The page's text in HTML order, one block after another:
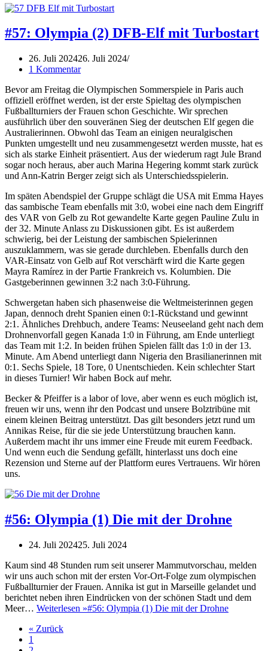
#57: Olympia (2) DFB-Elf mit Turbostart
26. Juli 202426. Juli 2024
1 Kommentar
Bevor am Freitag die Olympischen Sommerspiele in Paris auch
offiziell eröffnet werden, ist der erste Spieltag des olympischen
Fußballturniers der Frauen schon Geschichte. Wir sprechen
ausführlich über den souveränen Sieg der deutschen Elf gegen die
Australierinnen. Obwohl das Team an einigen neuralgischen
Punkten umgestellt und neu zusammengesetzt werden musste, hat es
sich als starke Einheit präsentiert. Aus der wiederum ragt Jule Brand
sogar noch heraus, aber auch Marina Hegering kommt stark zurück
und Ann-Katrin Berger zeigt sich als Unterschiedsspielerin.
Im späten Abendspiel der Gruppe schlägt die USA mit Emma Hayes
das sambische Team ebenfalls mit 3:0, wobei eine nach dem Eingriff
des VAR von Gelb zu Rot gewandelte Karte gegen Pauline Zulu in
der 32. Minute Anlass zu Diskussionen gibt. Es ist außerdem
schwierig, bei der Leistung der sambischen Spielerinnen
auszuklammern, was sie gerade durchleben. Ebenfalls durch den
VAR-Einsatz von Gelb auf Rot verschärft wird die Karte gegen
Mayra Ramírez in der Partie Frankreich vs. Kolumbien. Die
Gastgeberinnen gewinnen 3:2 nach 3:0-Führung.
Schwergetan haben sich phasenweise die Weltmeisterinnen gegen
Japan, dennoch dreht Spanien einen 0:1-Rückstand und gewinnt
2:1. Ähnliches Drehbuch, andere Teams: Neuseeland geht nach dem
Drohnenvorfall gegen Kanada 1:0 in Führung, am Ende unterliegt
das Team mit 1:2. In beiden frühen Spielen fällt das 1:0 in der 13.
Minute. Am Abend unterliegt dann Nigeria den Brasilianerinnen mit
0:1. Sechs Spiele, 18 Tore, 0 Unentschieden. Kein schlechter Start
in dieses Turnier! Wir haben Bock auf mehr.
Becker & Pfeiffer is a labor of love, aber wenn es euch möglich ist,
freuen wir uns, wenn ihr den Podcast und unsere Bolztribüne mit
einem kleinen Beitrag unterstützt. Das gilt besonders jetzt rund um
Annikas Reise, für die sie jede Unterstützung brauchen kann.
Außerdem macht ihr uns immer eine Freude mit eurem Feedback.
Und wenn euch die Sendung gefällt, hinterlasst uns doch eine
Rezension und Sterne auf der Plattform eures Vertrauens. Wir hören
uns.
#56: Olympia (1) Die mit der Drohne
24. Juli 202425. Juli 2024
Kaum sind 48 Stunden rum seit unserer Mammutvorschau, melden
wir uns auch schon mit der ersten Vor-Ort-Folge zum olympischen
Fußballturnier der Frauen. Annika ist gut in Marseille gelandet und
berichtet neben ihren Eindrücken von der schönen Stadt und dem
Meer… Weiterlesen »#56: Olympia (1) Die mit der Drohne
« Zurück
1